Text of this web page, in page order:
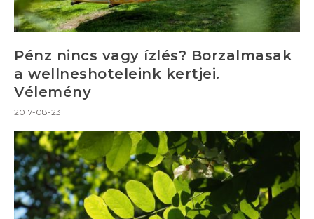
Pénz nincs vagy ízlés? Borzalmasak
a wellneshoteleink kertjei.
Vélemény
2017-08-23